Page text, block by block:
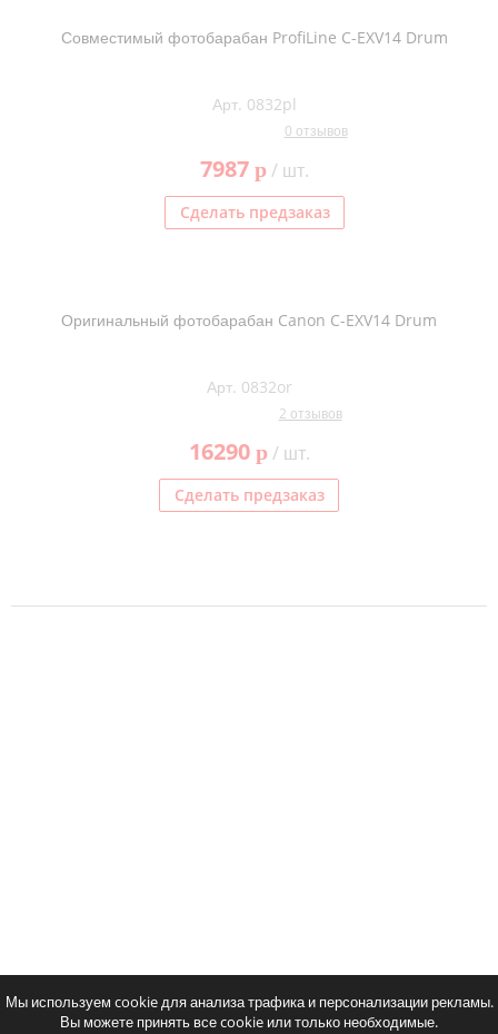
Совместимый фотобарабан ProfiLine C-EXV14 Drum
Арт. 0832pl
0 отзывов
7987 p/ шт.
Сделать предзаказ
Оригинальный фотобарабан Canon C-EXV14 Drum
Арт. 0832or
2 отзывов
16290 p/ шт.
Сделать предзаказ
Мы используем cookie для анализа трафика и персонализации рекламы.
Вы можете принять все cookie или только необходимые.